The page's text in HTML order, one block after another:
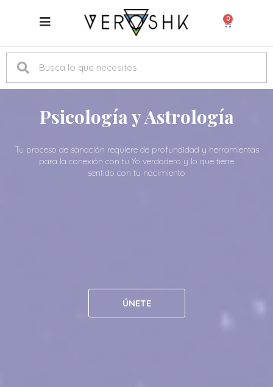
0
Psicología y Astrología
Tu proceso de sanación requiere de profundidad y herramientas
para la conexión con tu Yo verdadero y lo que tiene
sentido con tu nacimiento
ÚNETE